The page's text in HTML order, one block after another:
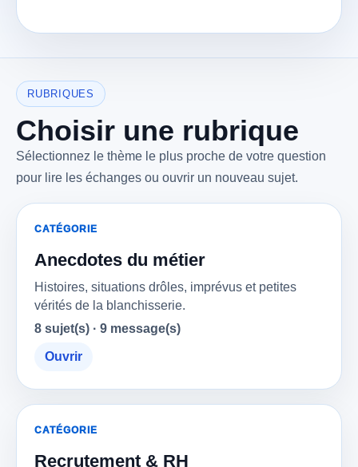
RUBRIQUES
Choisir une rubrique
Sélectionnez le thème le plus proche de votre question
pour lire les échanges ou ouvrir un nouveau sujet.
CATÉGORIE
Anecdotes du métier
Histoires, situations drôles, imprévus et petites
vérités de la blanchisserie.
8 sujet(s) · 9 message(s)
Ouvrir
CATÉGORIE
Recrutement & RH